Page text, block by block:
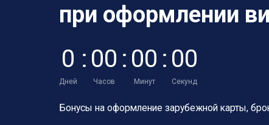
при оформлении
0
Дней
: 00
Часов
: 00
Минут
: 00
Секунд
Бонусы на оформление зарубежной карты,